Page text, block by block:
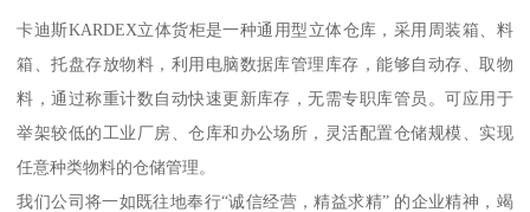
卡迪斯KARDEX立体货柜是一种通用型立体仓库，采用周装箱、料
箱、托盘存放物料，利用电脑数据库管理库存，能够自动存、取物
料，通过称重计数自动快速更新库存，无需专职库管员。可应用于
举架较低的工业厂房、仓库和办公场所，灵活配置仓储规模、实现
任意种类物料的仓储管理。
我们公司将一如既往地奉行“诚信经营，精益求精” 的企业精神，竭